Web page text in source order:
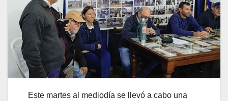
Este martes al mediodía se llevó a cabo una